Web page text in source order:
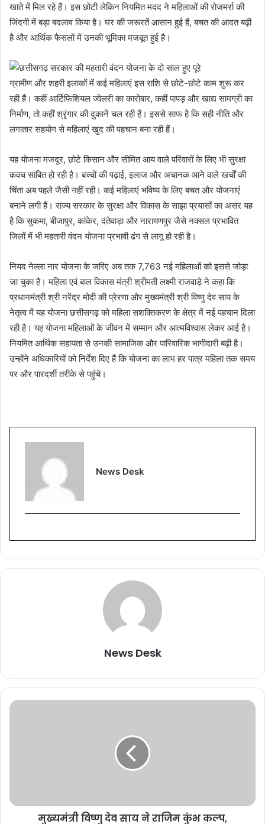
खाते में मिल रहे हैं। इस छोटी लेकिन नियमित मदद ने महिलाओं की रोजमर्रा की
जिंदगी में बड़ा बदलाव किया है। घर की जरूरतें आसान हुई हैं, बचत की आदत बढ़ी
है और आर्थिक फैसलों में उनकी भूमिका मजबूत हुई है।
ग्रामीण और शहरी इलाकों में कई महिलाएं इस राशि से छोटे-छोटे काम शुरू कर
रही हैं। कहीं आर्टिफिशियल ज्वेलरी का कारोबार, कहीं पापड़ और खाद्य सामग्री का
निर्माण, तो कहीं श्रृंगार की दुकानें चल रही हैं। इससे साफ है कि सही नीति और
लगातार सहयोग से महिलाएं खुद की पहचान बना रही हैं।
यह योजना मजदूर, छोटे किसान और सीमित आय वाले परिवारों के लिए भी सुरक्षा
कवच साबित हो रही है। बच्चों की पढ़ाई, इलाज और अचानक आने वाले खर्चों की
चिंता अब पहले जैसी नहीं रही। कई महिलाएं भविष्य के लिए बचत और योजनाएं
बनाने लगी हैं। राज्य सरकार के सुरक्षा और विकास के साझा प्रयासों का असर यह
है कि सुकमा, बीजापुर, कांकेर, दंतेवाड़ा और नारायणपुर जैसे नक्सल प्रभावित
जिलों में भी महतारी वंदन योजना प्रभावी ढंग से लागू हो रही है।
नियद नेल्ला नार योजना के जरिए अब तक 7,763 नई महिलाओं को इससे जोड़ा
जा चुका है। महिला एवं बाल विकास मंत्री श्रीमती लक्ष्मी राजवाड़े ने कहा कि
प्रधानमंत्री श्री नरेंद्र मोदी की प्रेरणा और मुख्यमंत्री श्री विष्णु देव साय के
नेतृत्व में यह योजना छत्तीसगढ़ को महिला सशक्तिकरण के क्षेत्र में नई पहचान दिला
रही है। यह योजना महिलाओं के जीवन में सम्मान और आत्मविश्वास लेकर आई है।
नियमित आर्थिक सहायता से उनकी सामाजिक और पारिवारिक भागीदारी बढ़ी है।
उन्होंने अधिकारियों को निर्देश दिए हैं कि योजना का लाभ हर पात्र महिला तक समय
पर और पारदर्शी तरीके से पहुंचे।
News Desk
News Desk
मुख्यमंत्री विष्णु देव साय ने राजिम कुंभ कल्प,